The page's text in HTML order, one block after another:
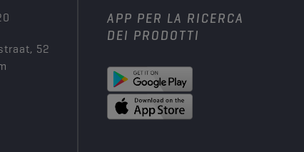
52
APP PER LA RICERCA
DEI PRODOTTI